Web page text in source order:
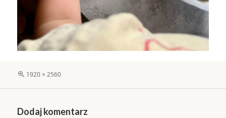
Pełny
1920 × 2560
Dodaj komentarz